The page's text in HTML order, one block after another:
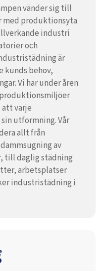
vänder sig till
med produktionsyta
industri
och
är
kunds behov,
Vi har under åren
varje
utformning. Vår
allt från
av
till daglig städning
arbetsplatser
industristädning i